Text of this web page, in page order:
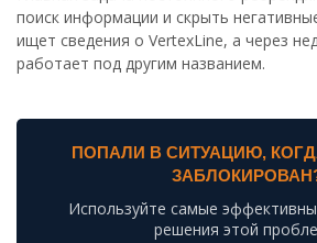
поиск информации и скрыть
ищет сведения о VertexLine, а через
работает под другим названием.
ПОПАЛИ В СИТУАЦИЮ,
Используйте самые
решения этой